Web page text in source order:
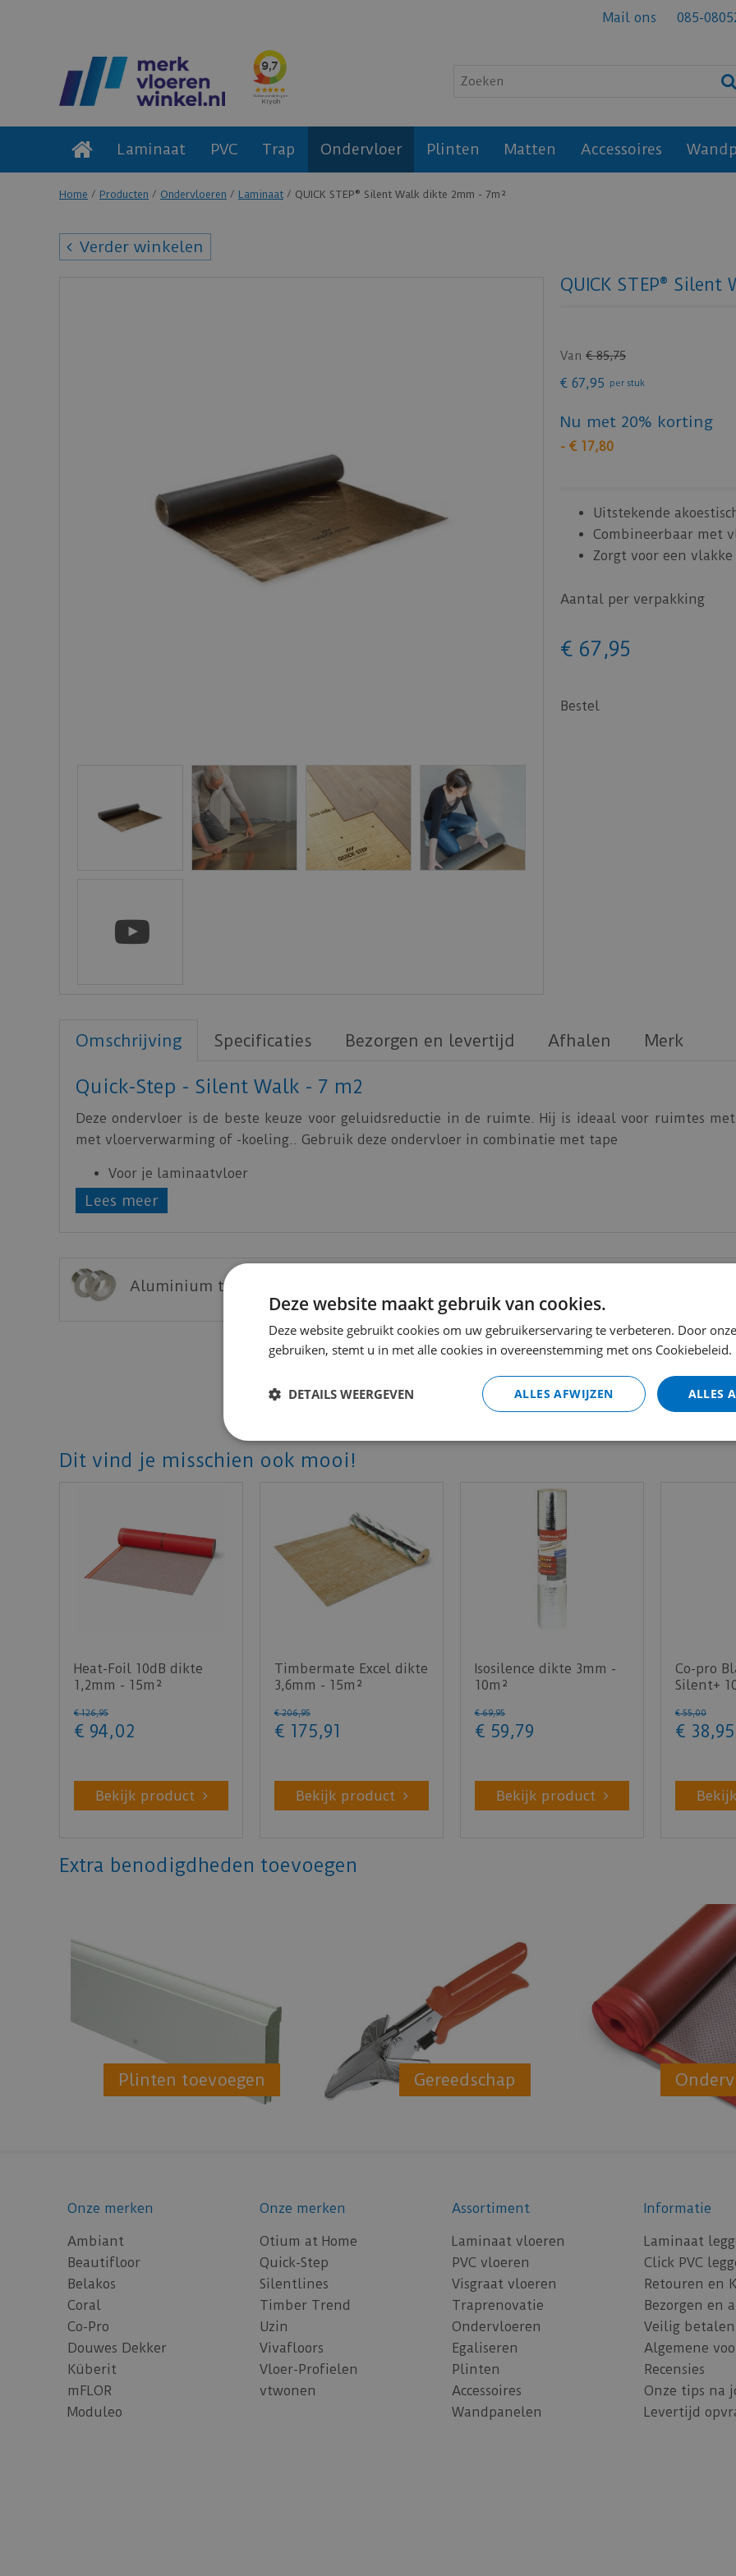
Home Producten Ondervloeren Laminaat QUICK STEP® Silent Walk dikte 2mm - 7m²
Mail ons 085-
Laminaat PVC Trap Ondervloer Plinten Matten Accessoires
Verder winkelen
QUICK STEP®
Van € 85,75
€ 67,95 per stuk
Nu met 20% korting
- € 17,80
Uitstekende
Combineerbaar met
Zorgt voor een
Aantal per verpakking
€ 67,95
Bestel
Omschrijving Specificaties Bezorgen en levertijd Afhalen Merk
Quick-Step - Silent Walk - 7 m2
Deze ondervloer is de beste keuze voor geluidsreductie in de ruimte. Hij is ideaal voor ruimtes
met vloerverwarming of -koeling.. Gebruik deze ondervloer in combinatie met tape
Voor je laminaatvloer
Voor je parketvloer
Bescherming tegen opstijgend vocht
Uitstekende akoestische en thermische isolatie
Combineerbaar met vloerverwarming
Zorgt voor een vlakke ondergrond
het productblad.
Lees meer
Aluminium tape 901 50mm
Totaal
Dit vind je misschien ook mooi!
Heat-Foil 10dB dikte
1,2mm - 15m²
€ 126,95
€ 94,02
Bekijk product
Timbermate Excel dikte
3,6mm - 15m²
€ 206,95
€ 175,91
Bekijk product
Isosilence dikte 3mm -
10m²
€ 69,95
€ 59,79
Bekijk product
Co-pro
Silent+
€ 55,00
€ 38,95
Extra benodigdheden toevoegen
Plinten toevoegen Gereedschap
Onze merken
Ambiant
Beautifloor
Belakos
Coral
Co-Pro
Douwes Dekker
Küberit
mFLOR
Moduleo
Onze merken
Otium at Home
Quick-Step
Silentlines
Timber Trend
Uzin
Vivafloors
Vloer-Profielen
vtwonen
Assortiment
Laminaat vloeren
PVC vloeren
Visgraat vloeren
Traprenovatie
Ondervloeren
Egaliseren
Plinten
Accessoires
Wandpanelen
Informatie
Laminaat
Click PVC
Retouren en
Bezorgen en
Veilig betalen
Algemene
Recensies
Onze tips na
Levertijd
Deze website maakt gebruik van cookies.
Deze website gebruikt cookies om uw gebruikerservaring te verbeteren. Door
gebruiken, stemt u in met alle cookies in overeenstemming met ons Cookiebeleid.
ALLES
ALLES AFWIJZEN
DETAILS WEERGEVEN